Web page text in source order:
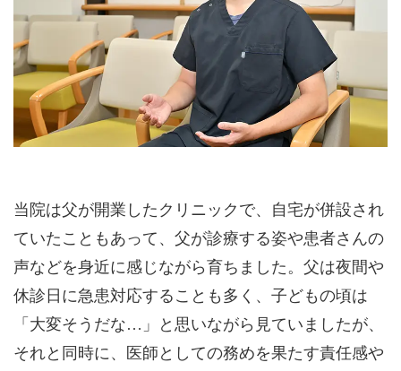
当院は父が開業したクリニックで、自宅が併設され
ていたこともあって、父が診療する姿や患者さんの
声などを身近に感じながら育ちました。父は夜間や
休診日に急患対応することも多く、子どもの頃は
「大変そうだな…」と思いながら見ていましたが、
それと同時に、医師としての務めを果たす責任感や